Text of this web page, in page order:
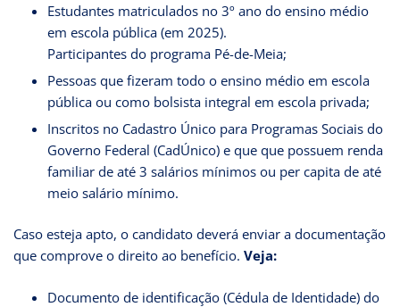
Estudantes matriculados no 3º ano do ensino médio
em escola pública (em 2025).
Participantes do programa Pé-de-Meia;
Pessoas que fizeram todo o ensino médio em escola
pública ou como bolsista integral em escola privada;
Inscritos no Cadastro Único para Programas Sociais do
Governo Federal (CadÚnico) e que que possuem renda
familiar de até 3 salários mínimos ou per capita de até
meio salário mínimo.
Caso esteja apto, o candidato deverá enviar a documentação
que comprove o direito ao benefício. Veja:
Documento de identificação (Cédula de Identidade) do